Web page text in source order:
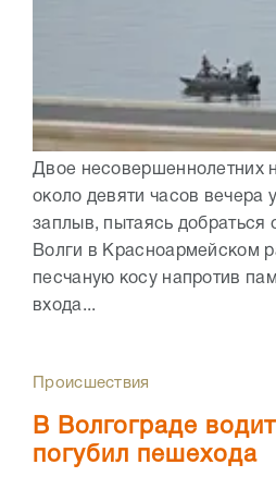
Двое несовершеннолетних
около девяти часов вечера
заплыв, пытаясь добраться
Волги в Красноармейском
песчаную косу напротив
входа...
Происшествия
В Волгограде
погубил пешехода